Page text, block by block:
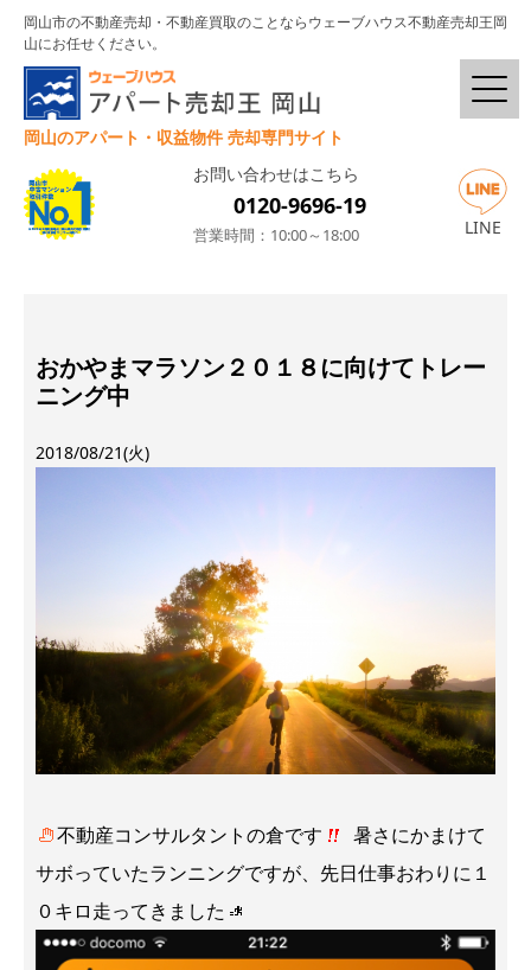
岡山市の不動産売却・不動産買取のことならウェーブハウス不動産売却王岡
山にお任せください。
岡山のアパート・収益物件 売却専門サイト
お問い合わせはこちら
0120-9696-19
営業時間：10:00～18:00 LINE
おかやまマラソン２０１８に向けてトレー
ニング中
2018/08/21(火)
不動産コンサルタントの倉です
暑さにかまけて
サボっていたランニングですが、先日仕事おわりに１
０キロ走ってきました